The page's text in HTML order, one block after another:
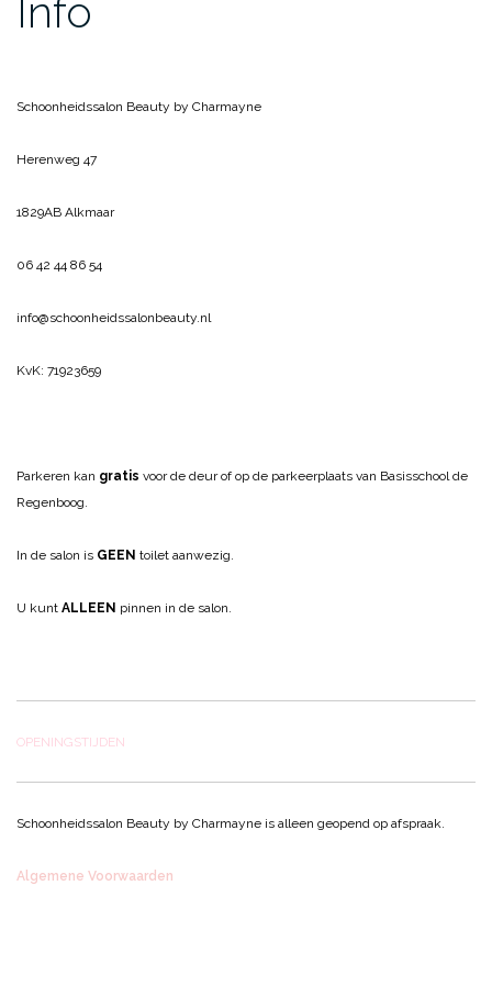
Info
Schoonheidssalon Beauty by Charmayne
Herenweg 47
1829AB Alkmaar
06 42 44 86 54
info@schoonheidssalonbeauty.nl
KvK: 71923659
Parkeren kan gratis voor de deur of op de parkeerplaats van Basisschool de
Regenboog.
In de salon is GEEN toilet aanwezig.
U kunt ALLEEN pinnen in de salon.
OPENINGSTIJDEN
Schoonheidssalon Beauty by Charmayne is alleen geopend op afspraak.
Algemene Voorwaarden